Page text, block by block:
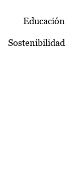
Educación
Sostenibilidad